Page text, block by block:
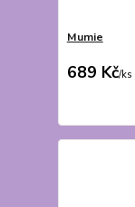
Mumie
689 Kč/ks